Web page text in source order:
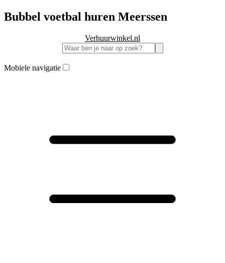
Bubbel voetbal huren Meerssen
Verhuurwinkel.nl
Mobiele navigatie